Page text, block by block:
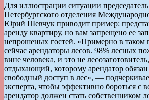
Для иллюстрации ситуации
Петербургского отделения
Юрий Шевчук приводит пример:
аренду квартиру, но вам запрещено ее
непрошеных гостей. «Примерно в таком
сейчас арендаторы лесов. 98% лесных
вине человека, и это не
отдыхающий, которому арендатор обязан
свободный доступ в лес», —
эксперта, чтобы эффективно бороться с
арендатор должен стать собственником